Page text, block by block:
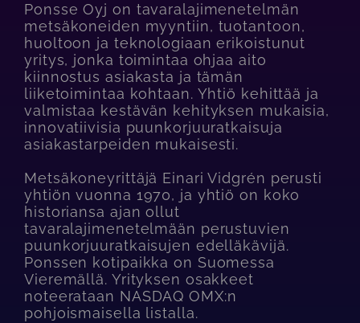
Ponsse Oyj on tavaralajimenetelmän
metsäkoneiden myyntiin, tuotantoon,
huoltoon ja teknologiaan erikoistunut
yritys, jonka toimintaa ohjaa aito
kiinnostus asiakasta ja tämän
liiketoimintaa kohtaan. Yhtiö kehittää ja
valmistaa kestävän kehityksen mukaisia,
innovatiivisia puunkorjuuratkaisuja
asiakastarpeiden mukaisesti.
Metsäkoneyrittäjä Einari Vidgrén perusti
yhtiön vuonna 1970, ja yhtiö on koko
historiansa ajan ollut
tavaralajimenetelmään perustuvien
puunkorjuuratkaisujen edelläkävijä.
Ponssen kotipaikka on Suomessa
Vieremällä. Yrityksen osakkeet
noteerataan NASDAQ OMX:n
pohjoismaisella listalla.